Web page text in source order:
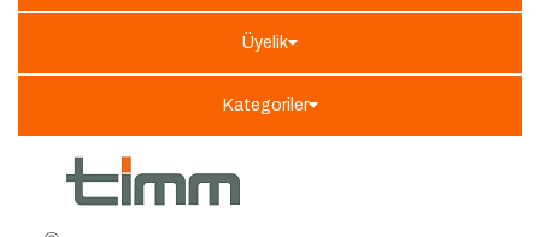
Üyelik
Kategoriler